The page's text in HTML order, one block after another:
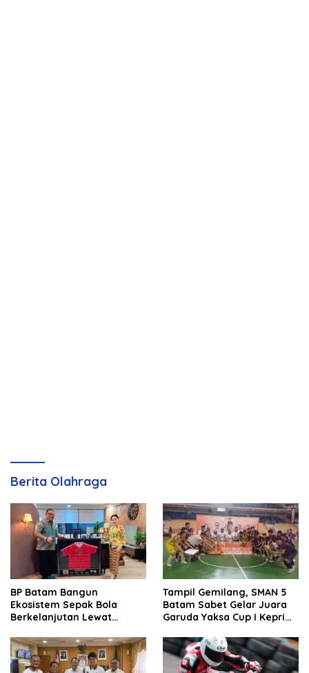
Berita Olahraga
BP Batam Bangun
Ekosistem Sepak Bola
Berkelanjutan Lewat
Tampil Gemilang, SMAN 5
Batam Sabet Gelar Juara
Garuda Yaksa Cup I Kepri